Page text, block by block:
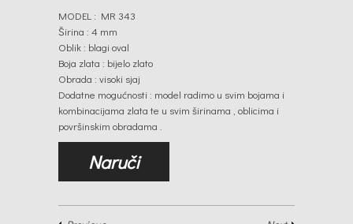
MODEL : MR 343
Širina : 4 mm
Oblik : blagi oval
Boja zlata : bijelo zlato
Obrada : visoki sjaj
Dodatne mogućnosti : model radimo u svim bojama i
kombinacijama zlata te u svim širinama , oblicima i
površinskim obradama .
Naruči